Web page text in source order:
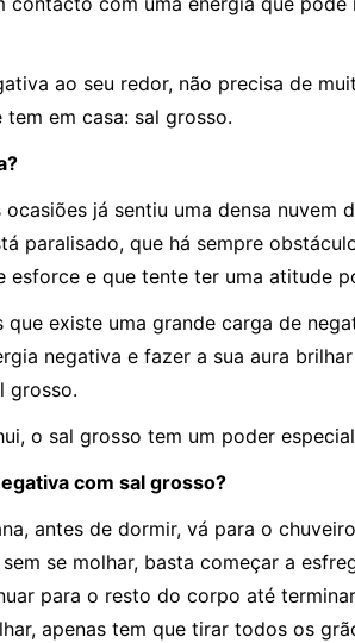
ao seu redor, não precisa de
em casa: sal grosso.
já sentiu uma densa
paralisado, que há sempre
esforce e que tente ter uma atitude
que existe uma grande carga de
negativa e fazer a sua aura
grosso.
o sal grosso tem um poder
com sal grosso?
antes de dormir, vá para o
se molhar, basta começar a
para o resto do corpo até
apenas tem que tirar todos os